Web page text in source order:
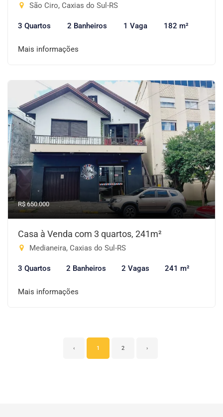
São Ciro, Caxias do Sul-RS
3 Quartos 2 Banheiros 1 Vaga 182 m²
Mais informações
R$ 650.000
Casa à Venda com 3 quartos, 241m²
Medianeira, Caxias do Sul-RS
3 Quartos 2 Banheiros 2 Vagas 241 m²
Mais informações
‹ 1 2 ›